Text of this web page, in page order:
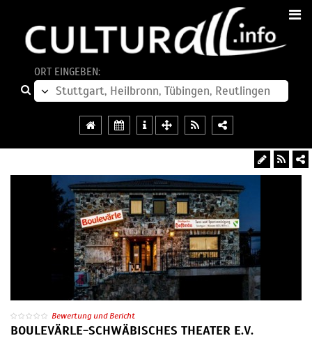
ORT EINGEBEN:
Bewertung und Bericht
BOULEVÄRLE-SCHWÄBISCHES THEATER E.V.